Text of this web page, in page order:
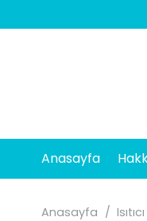
Anasayfa
Anasayfa /